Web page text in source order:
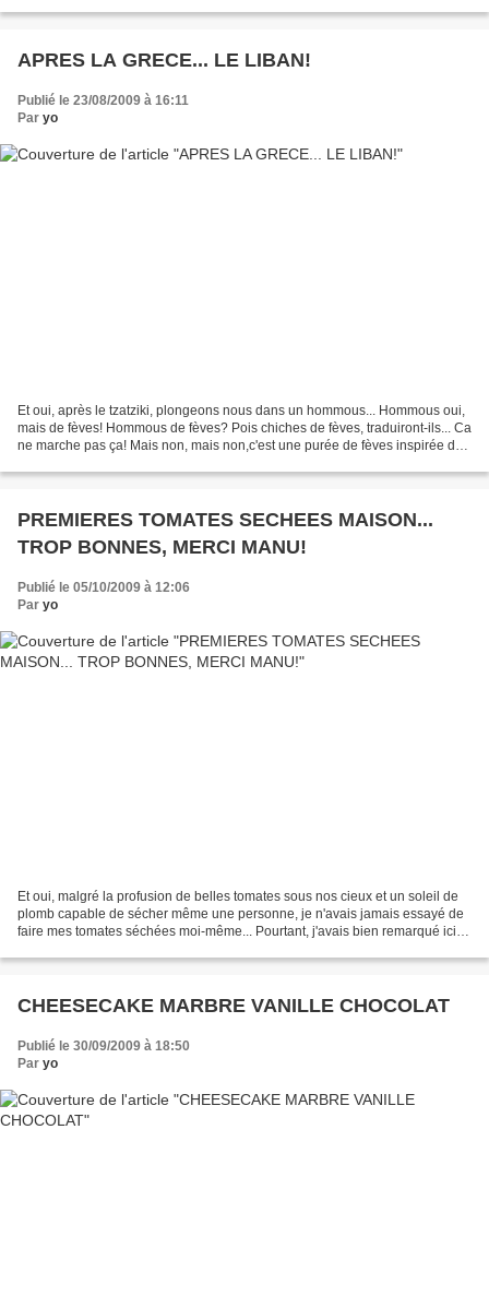
APRES LA GRECE... LE LIBAN!
Publié le 23/08/2009 à 16:11
Par yo
Et oui, après le tzatziki, plongeons nous dans un hommous... Hommous oui,
mais de fèves! Hommous de fèves? Pois chiches de fèves, traduiront-ils... Ca
ne marche pas ça! Mais non, mais non,c'est une purée de fèves inspirée du
PREMIERES TOMATES SECHEES MAISON...
TROP BONNES, MERCI MANU!
Publié le 05/10/2009 à 12:06
Par yo
Et oui, malgré la profusion de belles tomates sous nos cieux et un soleil de
plomb capable de sécher même une personne, je n'avais jamais essayé de
faire mes tomates séchées moi-même... Pourtant, j'avais bien remarqué ici et
CHEESECAKE MARBRE VANILLE CHOCOLAT
Publié le 30/09/2009 à 18:50
Par yo